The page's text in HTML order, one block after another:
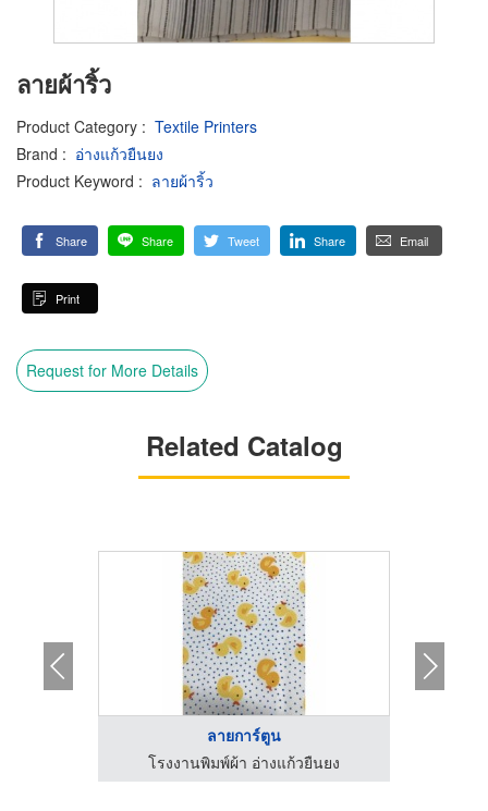
ลายผ้าริ้ว
Product Category : Textile Printers
Brand : อ่างแก้วยืนยง
Product Keyword : ลายผ้าริ้ว
Share Share Tweet Share Email
Print
Request for More Details
Related Catalog
ลายการ์ตูน
โรงงานพิมพ์ผ้า อ่างแก้วยืนยง